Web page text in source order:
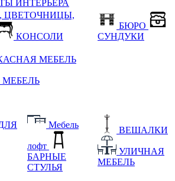
ИНТЕРЬЕРА
ЦВЕТОЧНИЦЫ,
КОНСОЛИ
БЮРО
СУНДУКИ
МЕБЕЛЬ
Мебель
лофт
БАРНЫЕ
СТУЛЬЯ
ВЕШАЛКИ
УЛИЧНАЯ
МЕБЕЛЬ